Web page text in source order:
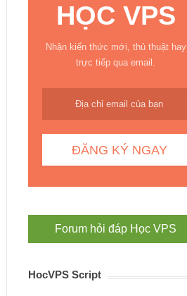
HỌC VPS
Nhận kiến thức mới, thủ thuật hay
trực tiếp qua email.
Forum hỏi đáp Học VPS
HocVPS Script